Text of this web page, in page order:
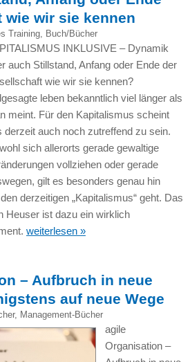
wie wir sie kennen
Training, Buch/Bücher
INKLUSIVE – Dynamik
auch Stillstand, Anfang oder Ende der
wie wir sie kennen?
leben bekanntlich viel länger als
meint. Für den Kapitalismus scheint
derzeit auch noch zutreffend zu sein.
sich allerorts gerade gewaltige
vollziehen oder gerade
gilt es besonders genau hin
derzeitigen „Kapitalismus“ geht. Das
Heuser ist dazu ein wirklich
weiterlesen »
– Aufbruch in neue
auf neue Wege
, Management-Bücher
agile
Organisation –